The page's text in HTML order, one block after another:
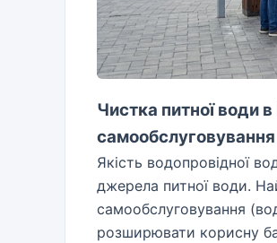
Чистка питної води
самообслуговування
Якість водопровідної
джерела питної води.
самообслуговування
розширювати корисну